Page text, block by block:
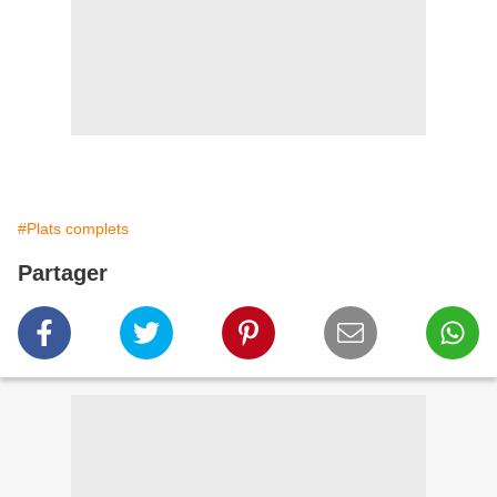
#Plats complets
Partager